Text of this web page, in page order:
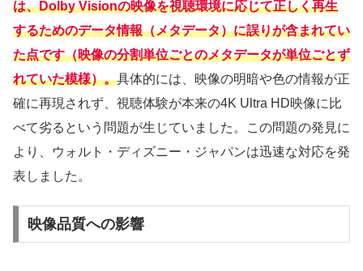
は、Dolby Visionの映像を視聴環境に応じて正しく再生
するためのデータ情報（メタデータ）に誤りが含まれてい
た点です（映像の分割単位ごとのメタデータが単位ごとず
れていた模様）。具体的には、映像の明暗や色の情報が正
確に再現されず、視聴体験が本来の4K Ultra HD映像に比
べて劣るという問題が生じていました。この問題の発見に
より、ウォルト・ディズニー・ジャパンは迅速な対応を発
表しました。
映像品質への影響